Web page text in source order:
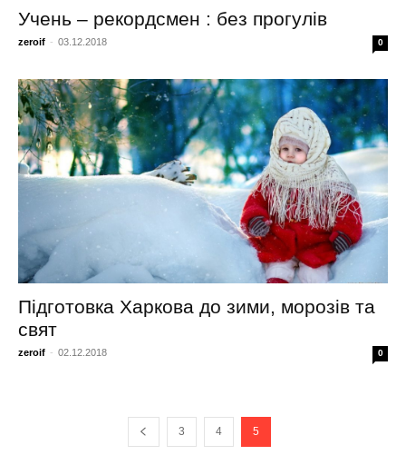
Учень – рекордсмен : без прогулів
zeroif - 03.12.2018 0
Підготовка Харкова до зими, морозів та
свят
zeroif - 02.12.2018 0
3 4 5